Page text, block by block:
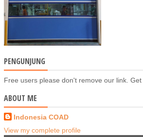
PENGUNJUNG
Free users please don't remove our link. Get
ABOUT ME
Indonesia COAD
View my complete profile